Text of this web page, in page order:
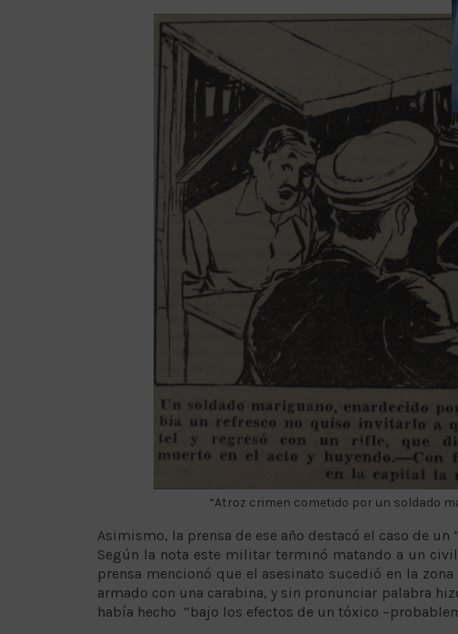
“Atroz crimen cometido por un soldado
Asimismo, la prensa de ese año destacó el caso de
Según la nota este militar terminó matando a un
prensa mencionó que el asesinato sucedió en la
armado con una carabina, y sin pronunciar palabra
había hecho “bajo los efectos de un tóxico